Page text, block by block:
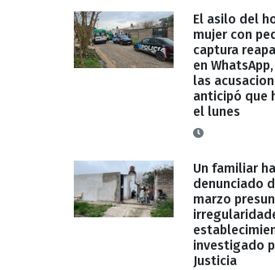
El asilo del
mujer con
captura
en
las
anticipó que
el lunes
Un familiar
denunciado
marzo
investigado
Justicia